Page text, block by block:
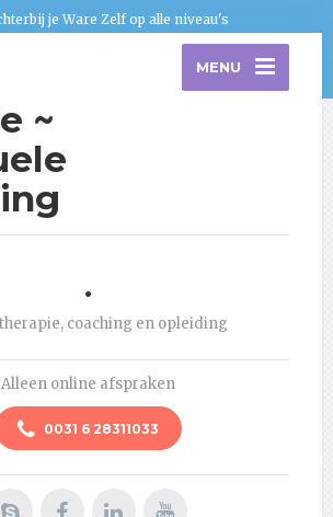
je Ware Zelf op alle niveau's
~
MENU
.
coaching en opleiding
Alleen online afspraken
0031 6 28311033